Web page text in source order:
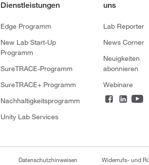
Dienstleistungen
Edge Programm
New Lab Start-Up
Programm
SureTRACE-Programm
SureTRACE+ Programm
Nachhaltigkeitsprogramm
Unity Lab Services
uns
Lab Reporter
News Corner
Neuigkeiten
abonnieren
Webinare
Datenschutzhinweisen Widerrufs- und